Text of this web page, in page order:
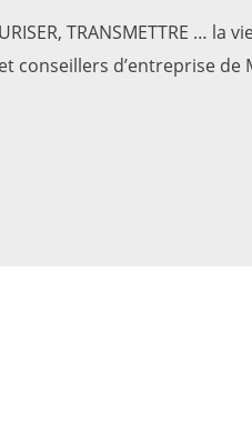
TRANSMETTRE
conseillers d’entreprise